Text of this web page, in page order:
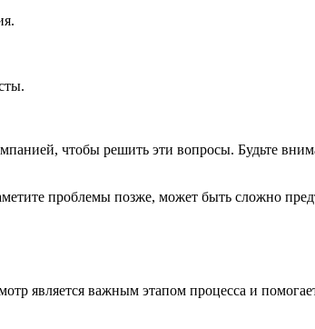
чтобы решить эти вопросы. Будьте
проблемы позже, может быть сложно
является важным этапом процесса и помогает